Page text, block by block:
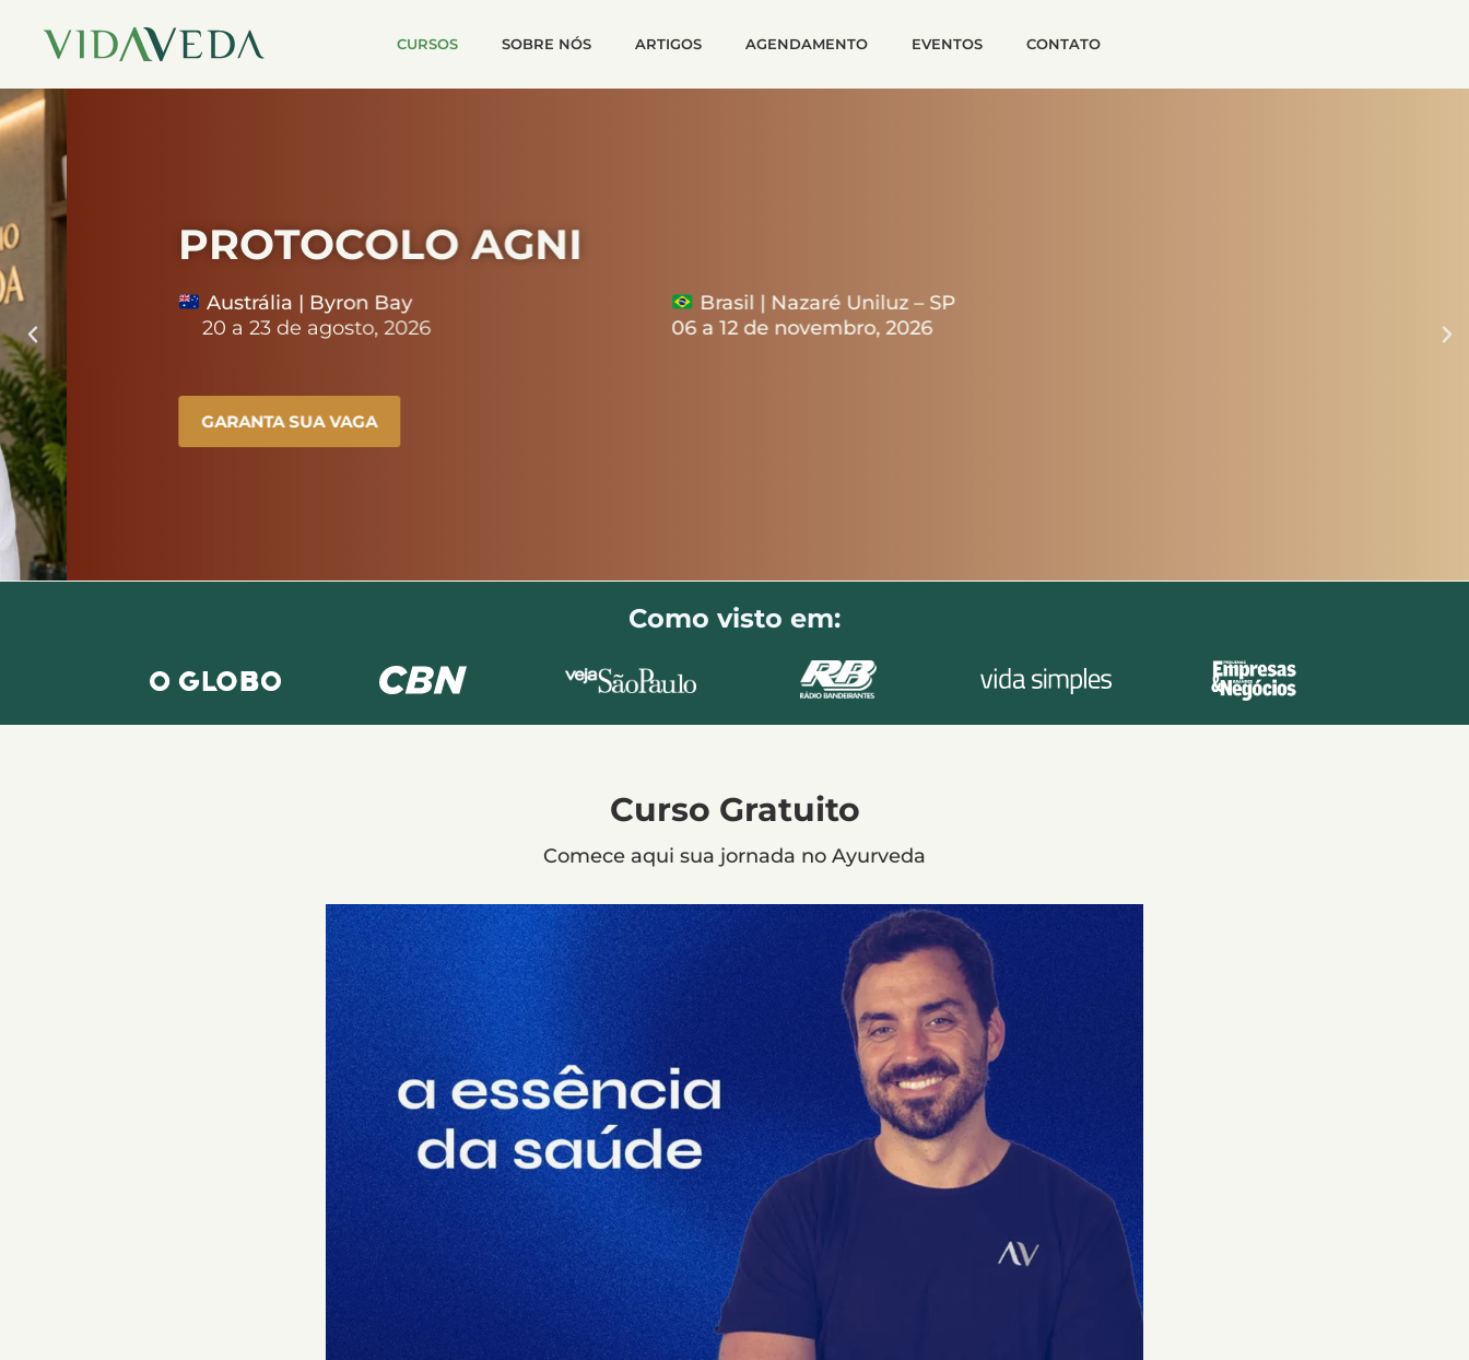
CURSOS SOBRE NÓS ARTIGOS AGENDAMENTO EVENTOS CONTATO
PROTOCOLO AGNI
Austrália | Byron Bay
20 a 23 de agosto, 2026
Brasil | Nazaré Uniluz – SP
06 a 12 de novembro, 2026
GARANTA SUA VAGA
Como visto em:
Curso Gratuito
Comece aqui sua jornada no Ayurveda